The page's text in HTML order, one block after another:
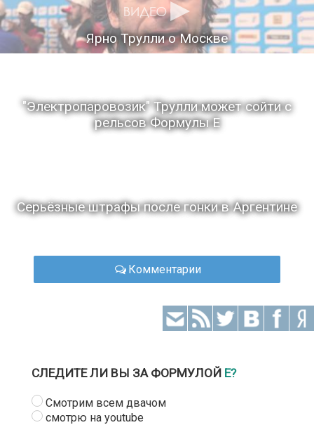
Ярно Трулли о Москве
"Электропаровозик" Трулли может сойти с
рельсов Формулы Е
Серьёзные штрафы после гонки в Аргентине
Комментарии
СЛЕДИТЕ ЛИ ВЫ ЗА ФОРМУЛОЙ Е?
Смотрим всем двачом
смотрю на youtube